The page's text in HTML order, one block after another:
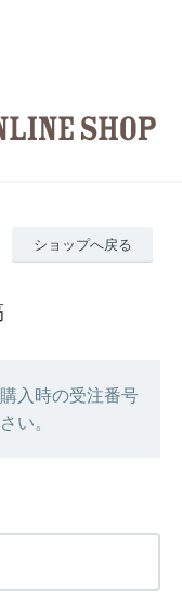
ショップへ戻る
入時の受注番号
い。